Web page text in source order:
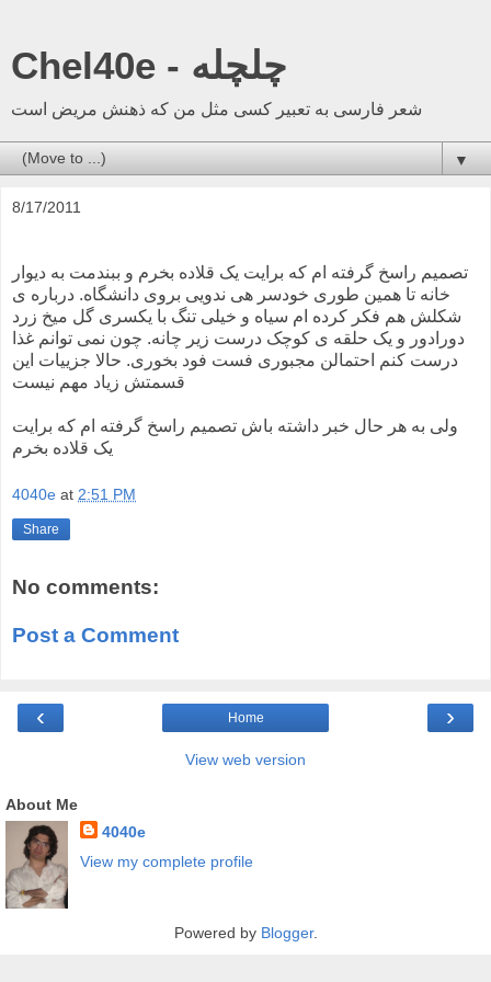
Chel40e - چلچله
شعر فارسی به تعبیر کسی مثل من که ذهنش مریض است
▼
8/17/2011
تصمیم راسخ گرفته ام که برایت یک قلاده بخرم و ببندمت به دیوار
خانه تا همین طوری خودسر هی ندویی بروی دانشگاه. درباره ی
شکلش هم فکر کرده ام سیاه و خیلی تنگ با یکسری گل میخ زرد
دورادور و یک حلقه ی کوچک درست زیر چانه. چون نمی توانم غذا
درست کنم احتمالن مجبوری فست فود بخوری. حالا جزییات این
قسمتش زیاد مهم نیست
ولی به هر حال خبر داشته باش تصمیم راسخ گرفته ام که برایت
یک قلاده بخرم
4040e at 2:51 PM
Share
No comments:
Post a Comment
‹ ›
Home
View web version
About Me
4040e
View my complete profile
Powered by Blogger.